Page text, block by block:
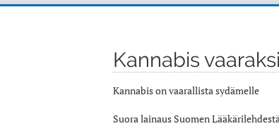
Kannabis
Kannabis on vaarallista sydämelle
Suora lainaus Suomen